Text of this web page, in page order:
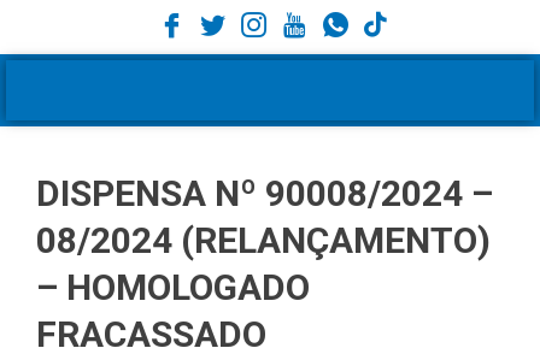
DISPENSA Nº 90008/2024 –
08/2024 (RELANÇAMENTO)
– HOMOLOGADO
FRACASSADO